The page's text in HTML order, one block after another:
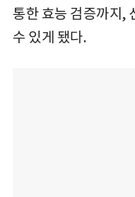
통한 효능 검증까지,
수 있게 됐다.